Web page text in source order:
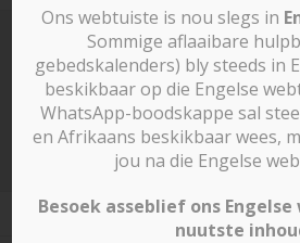
Prayer Points
Prayer Points 17 Oktober 2025
Ons webtuiste is nou slegs in
Sommige aflaaibare
gebedskalenders) bly steeds in
beskikbaar op die Engelse
WhatsApp-boodskappe sal
en Afrikaans beskikbaar wees,
jou na die Engelse
Besoek asseblief ons
nuutste